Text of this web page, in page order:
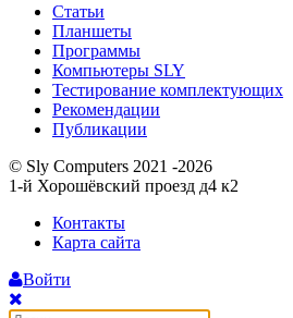
Статьи
Планшеты
Программы
Компьютеры SLY
Тестирование комплектующих
Рекомендации
Публикации
© Sly Computers 2021 -2026
1-й Хорошёвский проезд д4 к2
Контакты
Карта сайта
Войти